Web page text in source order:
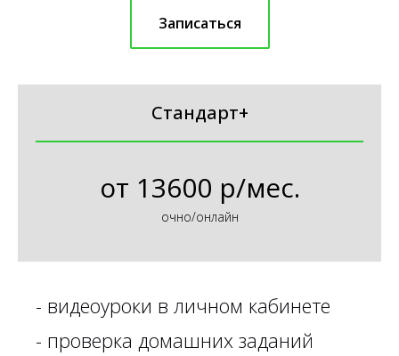
Записаться
Стандарт+
от 13600 р/мес.
очно/онлайн
- видеоуроки в личном кабинете
- проверка домашних заданий